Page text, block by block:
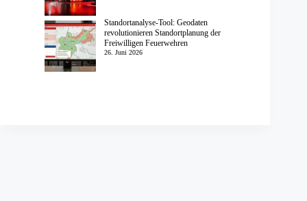
Standortanalyse-Tool: Geodaten
revolutionieren Standortplanung der
Freiwilligen Feuerwehren
26. Juni 2026